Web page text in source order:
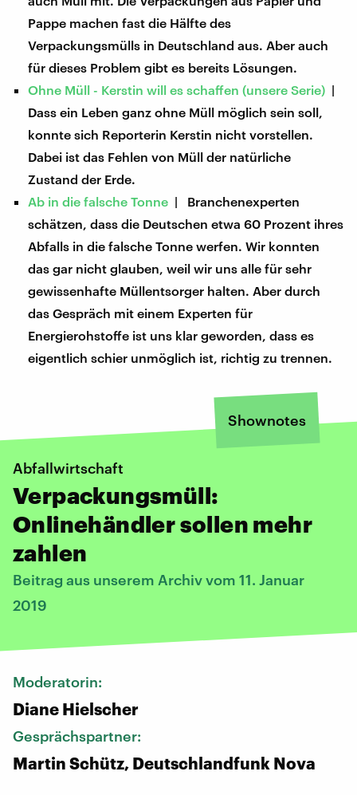
Pappe machen fast die Hälfte des
Verpackungsmülls in Deutschland aus. Aber auch
für dieses Problem gibt es bereits Lösungen.
Ohne Müll - Kerstin will es schaffen (unsere Serie) |
Dass ein Leben ganz ohne Müll möglich sein soll,
konnte sich Reporterin Kerstin nicht vorstellen.
Dabei ist das Fehlen von Müll der natürliche
Zustand der Erde.
Ab in die falsche Tonne | Branchenexperten
schätzen, dass die Deutschen etwa 60 Prozent ihres
Abfalls in die falsche Tonne werfen. Wir konnten
das gar nicht glauben, weil wir uns alle für sehr
gewissenhafte Müllentsorger halten. Aber durch
das Gespräch mit einem Experten für
Energierohstoffe ist uns klar geworden, dass es
eigentlich schier unmöglich ist, richtig zu trennen.
Shownotes
Abfallwirtschaft
Verpackungsmüll:
Onlinehändler sollen mehr
zahlen
Beitrag aus unserem Archiv vom 11. Januar
2019
Moderatorin:
Diane Hielscher
Gesprächspartner:
Martin Schütz, Deutschlandfunk Nova